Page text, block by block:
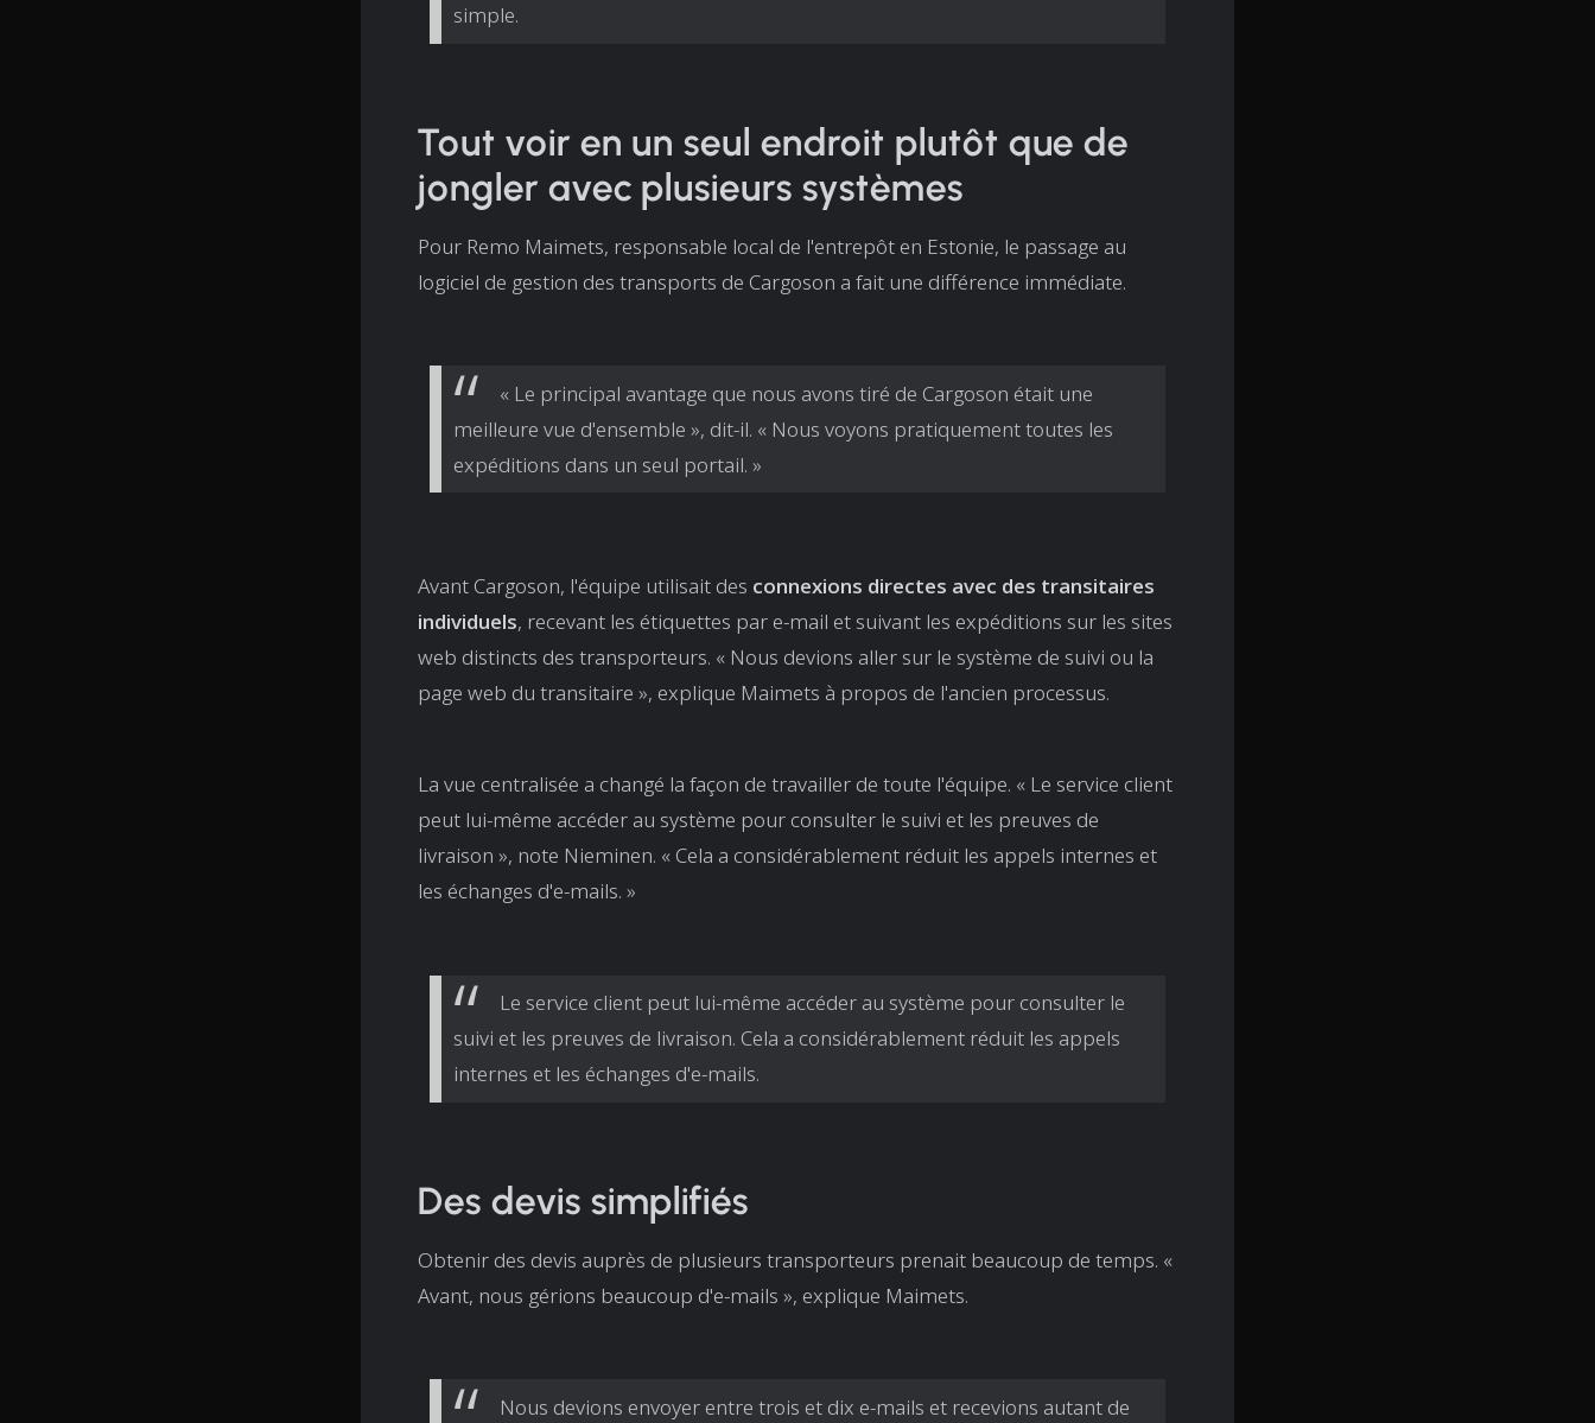
simple.
Tout voir en un seul endroit plutôt que de
jongler avec plusieurs systèmes
Pour Remo Maimets, responsable local de l'entrepôt en Estonie, le passage au
logiciel de gestion des transports de Cargoson a fait une différence immédiate.
« Le principal avantage que nous avons tiré de Cargoson était une
meilleure vue d'ensemble », dit-il. « Nous voyons pratiquement toutes les
expéditions dans un seul portail. »
Avant Cargoson, l'équipe utilisait des connexions directes avec des transitaires
individuels, recevant les étiquettes par e-mail et suivant les expéditions sur les sites
web distincts des transporteurs. « Nous devions aller sur le système de suivi ou la
page web du transitaire », explique Maimets à propos de l'ancien processus.
La vue centralisée a changé la façon de travailler de toute l'équipe. « Le service client
peut lui-même accéder au système pour consulter le suivi et les preuves de
livraison », note Nieminen. « Cela a considérablement réduit les appels internes et
les échanges d'e-mails. »
Le service client peut lui-même accéder au système pour consulter le
suivi et les preuves de livraison. Cela a considérablement réduit les appels
internes et les échanges d'e-mails.
Des devis simplifiés
Obtenir des devis auprès de plusieurs transporteurs prenait beaucoup de temps. «
Avant, nous gérions beaucoup d'e-mails », explique Maimets.
Nous devions envoyer entre trois et dix e-mails et recevions autant de